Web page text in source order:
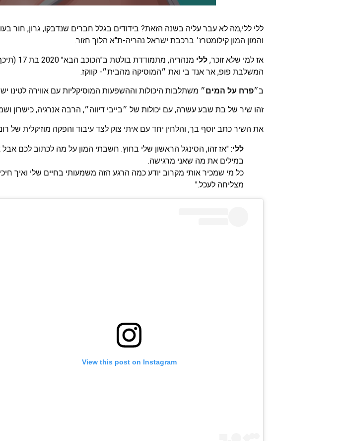
ללי ללי,מה לא עבר עליה בשנה הזאת? בידודים בגלל חברים שנדבקו, גרון, חור
והמון המון קילומטרז׳ ברכבת ישראל נהריה-ת"א הלוך חזור.
אז למי שלא זוכר, ללי
המשלבת פופ, אר אנד בי ואת ״המוסיקה מהבית״- קווקז.
ב״פרח על המים״ משתלבות היכולות וההשפעות המוסיקליות עם אווירה לטינו
זהו שיר של בת שבע עשרה, עם יכולות של ״בייבי דיווה״, הרבה אנרגיה, כישרון
את השיר כתב יוסף בך, והלחין יחד עם איתי צוק לצד עיבוד והפקה מוזיקלית של
ללי: "אז זהו, הסינגל הראשון שלי בחוץ. חשבתי המון על מה לכתוב לכם
במילים את מה שאני מרגישה.
כל מי שמכיר אותי מקרוב יודע כמה הרגע הזה משמעותי בחיים שלי ואיך
מצליחה לעכל."
View this post on Instagram
ראשי